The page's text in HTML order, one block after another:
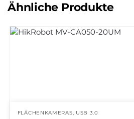
Ähnliche Produkte
FLÄCHENKAMERAS, USB 3.0